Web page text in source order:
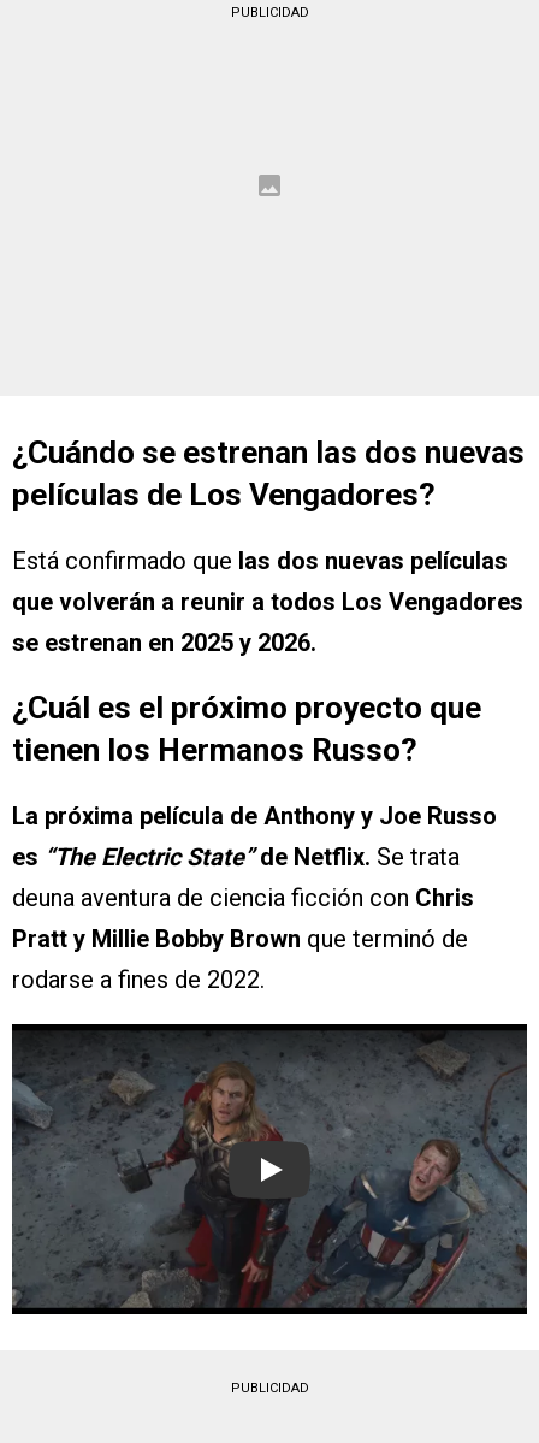
PUBLICIDAD
¿Cuándo se estrenan las dos nuevas
películas de Los Vengadores?
Está confirmado que las dos nuevas películas
que volverán a reunir a todos Los Vengadores
se estrenan en 2025 y 2026.
¿Cuál es el próximo proyecto que
tienen los Hermanos Russo?
La próxima película de Anthony y Joe Russo
es “The Electric State”de Netflix. Se trata
deuna aventura de ciencia ficción con Chris
Pratt y Millie Bobby Brown que terminó de
rodarse a fines de 2022.
Play
PUBLICIDAD